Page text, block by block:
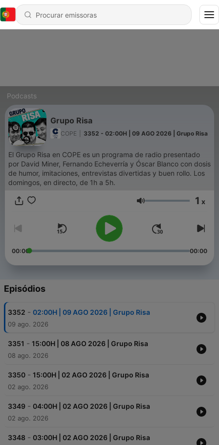
Podcasts
Grupo Risa
COPE 3352 - 02:00H | 09 AGO 2026 | Grupo Risa
El Grupo Risa en COPE es un programa de radio presentado
por David Miner, Fernando Echeverría y Óscar Blanco con dosis
de humor, imitaciones, entrevistas divertidas y buen rollo. Los
domingos, en directo, de 1h a 5h.
Volume 1 x
00:00 00:00
Episódios
3352 - 02:00H | 09 AGO 2026 | Grupo Risa
09 ago. 2026
3351 - 15:00H | 08 AGO 2026 | Grupo Risa
08 ago. 2026
3350 - 15:00H | 02 AGO 2026 | Grupo Risa
02 ago. 2026
3349 - 04:00H | 02 AGO 2026 | Grupo Risa
02 ago. 2026
3348 - 03:00H | 02 AGO 2026 | Grupo Risa